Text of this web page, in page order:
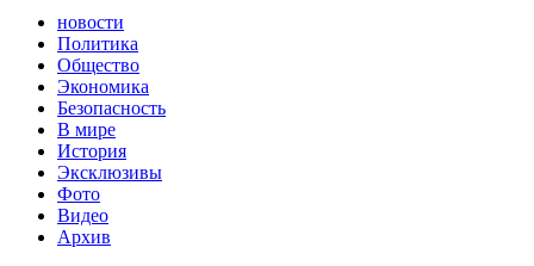
новости
Политика
Общество
Экономика
Безопасность
В мире
История
Эксклюзивы
Фото
Видео
Архив